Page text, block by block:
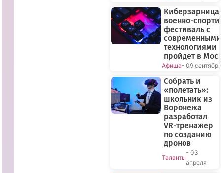
военно-
фестиваль с
современными
технологиями
пройдет в
Афиша- 09 сентября
Собрать и
«полетать»:
школьник из
Воронежа
разработал
VR-тренажер
по созданию
дронов
Таланты
- 03
апреля